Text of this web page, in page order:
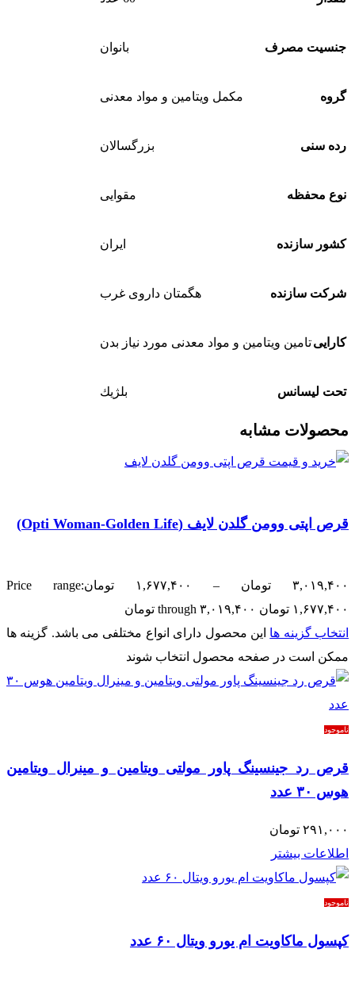
جنسیت مصرف بانوان
گروه مکمل ویتامین و مواد معدنی
رده سنی بزرگسالان
نوع محفظه مقوایی
کشور سازنده ایران
شرکت سازنده هگمتان داروی غرب
کاراییتامین ویتامین و مواد معدنی مورد نیاز بدن
تحت لیسانس بلژيك
محصولات مشابه
قرص اپتی وومن گلدن لایف (Opti Woman-Golden Life)
۳,۰۱۹,۴۰۰ تومان – ۱,۶۷۷,۴۰۰ تومانPrice range:
۱,۶۷۷,۴۰۰ تومان through ۳,۰۱۹,۴۰۰ تومان
انتخاب گزینه ها این محصول دارای انواع مختلفی می باشد. گزینه ها
ممکن است در صفحه محصول انتخاب شوند
ناموجود
قرص رد جینسینگ پاور مولتی ویتامین و مینرال ویتامین
هوس ۳۰ عدد
۲۹۱,۰۰۰ تومان
اطلاعات بیشتر
ناموجود
کپسول ماکاویت ام یورو ویتال ۶۰ عدد